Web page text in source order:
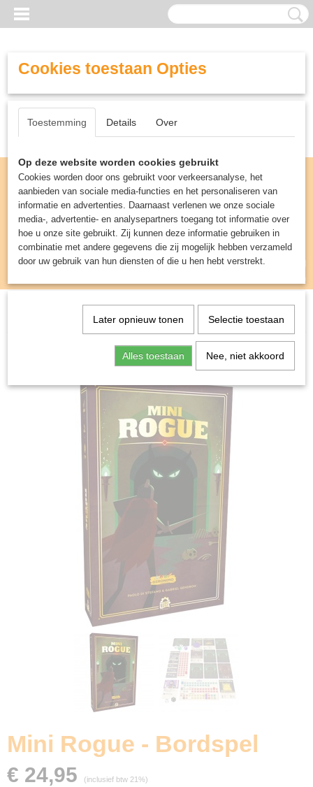
Inloggen Registreren
UW WINKELWAGEN
(0)
Spellen & Puzzels> Mini Rogue - Bordspel
Mini Rogue - Bordspel
€ 24,95 (inclusief btw 21%)
Cookies toestaan Opties
Toestemming Details Over
Op deze website worden cookies gebruikt
Cookies worden door ons gebruikt voor verkeersanalyse, het
aanbieden van sociale media-functies en het personaliseren van
informatie en advertenties. Daarnaast verlenen we onze sociale
media-, advertentie- en analysepartners toegang tot informatie over
hoe u onze site gebruikt. Zij kunnen deze informatie gebruiken in
combinatie met andere gegevens die zij mogelijk hebben verzameld
door uw gebruik van hun diensten of die u hen hebt verstrekt.
Later opnieuw tonen Selectie toestaan
Alles toestaan Nee, niet akkoord